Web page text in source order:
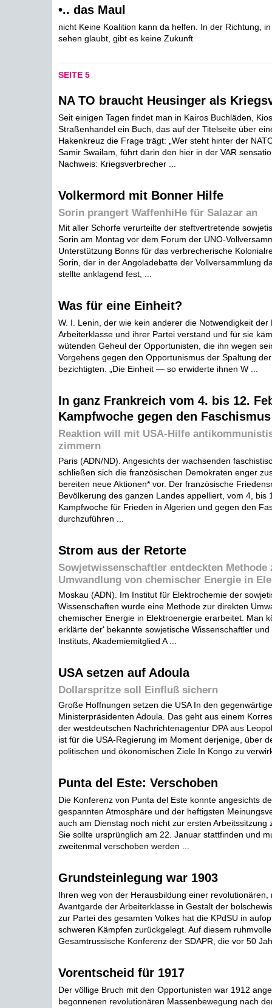
•.. das Maul
nicht Keine Koalition kann da helfen. In der Richtung,
sehen glaubt, gibt es keine Zukunft
SEITE 5
NA TO braucht Heusinger als
Seit einigen Tagen findet man in Kairos Buchläden,
Straßenhandel ein Buch, das auf der Titelseite über
Hakenkreuz die Frage trägt: „Wer steht hinter der
Samir Swailam, führt darin den hier in der VAR
Nachweis: Kriegsverbrecher ...
Volkermord mit Bonner Hilfe
Sorin prangert WaffenhiHe für Salazar an
Mit aller Schorfe verurteilte der steftvertretende
Sorin am Montag vor dem Forum der UNO-
Unterstützung Bonns für das verbrecherische
Sorin, der in der Angoladebatte der Vollversammlung
stellte anklagend fest, ...
Was für eine Einheit?
W. I. Lenin, der wie kein anderer die Notwendigkeit der
Arbeiterklasse und ihrer Partei verstand und für sie
wütenden Geheul der Opportunisten, die ihn wegen
Vorgehens gegen den Opportunismus der Spaltung
bezichtigten. „Die Einheit — so erwiderte ihnen W ...
In ganz Frankreich vom 4. bis 12.
Kampfwoche gegen den Faschismus
Reaktion will mit USA-Hilfe
zimmern
Paris (ADN/ND). Angesichts der wachsenden
schließen sich die französischen Demokraten enger
bereiten neue Aktionen* vor. Der französische
Bevölkerung des ganzen Landes appelliert, vom 4, bis
Kampfwoche für Frieden in Algerien und gegen den
durchzuführen ...
Strom aus der Retorte
Sowjetwissenschaftler entdeckten Methode
Umwandlung von chemischer Energie in
Moskau (ADN). Im Institut für Elektrochemie der
Wissenschaften wurde eine Methode zur direkten
chemischer Energie in Elektroenergie erarbeitet. Man
erklärte der' bekannte sowjetische Wissenschaftler und
Instituts, Akademiemitglied A ...
USA setzen auf Adoula
Dollarspritze soll Einfluß sichern
Große Hoffnungen setzen die USA In den
Ministerpräsidenten Adoula. Das geht aus einem
der westdeutschen Nachrichtenagentur DPA aus
ist für die USA-Regierung im Moment derjenige, über
politischen und ökonomischen Ziele In Kongo zu
Punta del Este: Verschoben
Die Konferenz von Punta del Este konnte angesichts
gespannten Atmosphäre und der heftigsten
auch am Dienstag noch nicht zur ersten Arbeitssitzung
Sie sollte ursprünglich am 22. Januar stattfinden und
zweitenmal verschoben werden ...
Grundsteinlegung war 1903
Ihren weg von der Herausbildung einer revolutionären,
Avantgarde der Arbeiterklasse in Gestalt der
zur Partei des gesamten Volkes hat die KPdSU in
schweren Kämpfen zurückgelegt. Auf diesem
Gesamtrussische Konferenz der SDAPR, die vor 50
Vorentscheid für 1917
Der völlige Bruch mit den Opportunisten war 1912
begonnenen revolutionären Massenbewegung nach